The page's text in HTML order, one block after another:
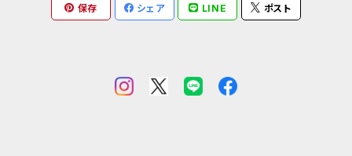
コンドームケース
ミニチュア革の鎧
金運アップ
ダイヤモンドパイソン
マグネット
フトアゴヒゲトカゲ
保存 シェア LINE ポスト